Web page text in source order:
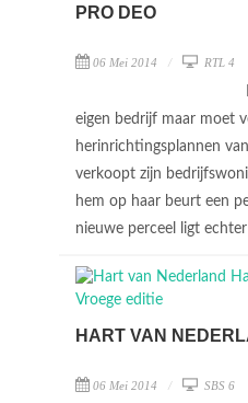
PRO DEO
06 Mei 2014 RTL 4
eigen bedrijf maar moet
herinrichtingsplannen
verkoopt zijn
hem op haar beurt een
nieuwe perceel ligt echter
HART VAN
06 Mei 2014 SBS 6